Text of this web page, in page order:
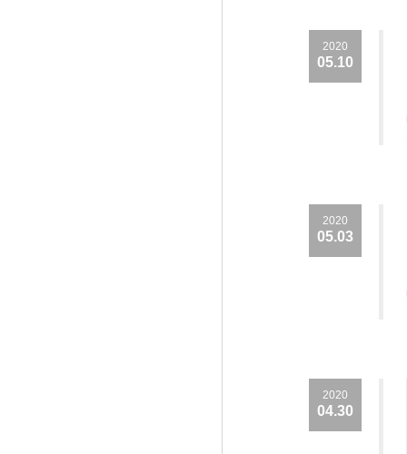
2020
05.10
2020
05.03
2020
04.30